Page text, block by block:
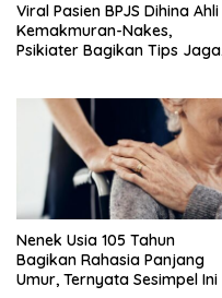
Viral Pasien BPJS Dihina Ahli
Kemakmuran-Nakes,
Psikiater Bagikan Tips Jaga
Nenek Usia 105 Tahun
Bagikan Rahasia Panjang
Umur, Ternyata Sesimpel Ini